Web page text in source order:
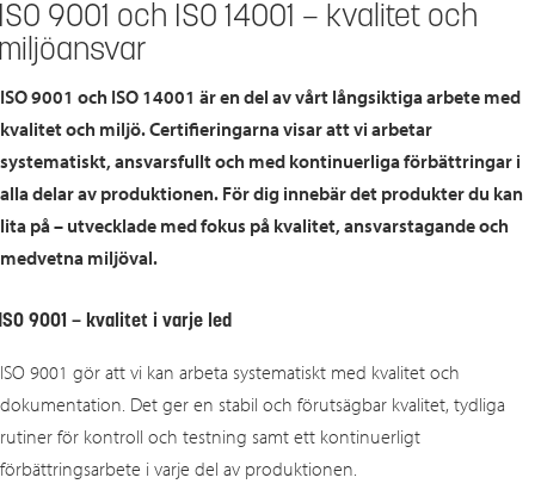
9001 och ISO 14001 – kvalitet och
ISO 9001 och ISO 14001 är en del av vårt långsiktiga arbete med
kvalitet och miljö. Certifieringarna visar att vi arbetar
systematiskt, ansvarsfullt och med kontinuerliga förbättringar i
alla delar av produktionen. För dig innebär det produkter du kan
lita på – utvecklade med fokus på kvalitet, ansvarstagande och
medvetna miljöval.
9001 – kvalitet i varje led
ISO 9001 gör att vi kan arbeta systematiskt med kvalitet och
dokumentation. Det ger en stabil och förutsägbar kvalitet, tydliga
rutiner för kontroll och testning samt ett kontinuerligt
förbättringsarbete i varje del av produktionen.